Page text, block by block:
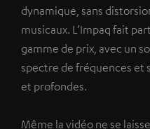
dynamique, sans
musicaux. L’Impaq fait
gamme de prix, avec un
spectre de fréquences et
et profondes.
Même la vidéo ne se